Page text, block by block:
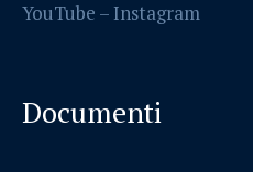
YouTube – Instagram
Documenti